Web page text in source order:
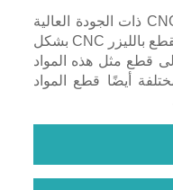
قم بشراء معالجة القطع بالليزر CNC ذات الجودة العالية
مباشرة بسعر منخفض. يستخدم القطع بالليزر CNC بشكل
قطع مثل هذه المواد
أيضًا قطع المواد